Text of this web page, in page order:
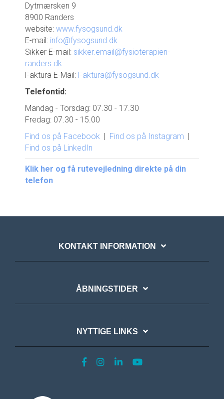
Dytmærsken 9
8900 Randers
website: www.fysogsund.dk
E-mail: info@fysogsund.dk
Sikker E-mail: sikker.email@fysioterapien-
randers.dk
Faktura E-Mail: Faktura@fysogsund.dk
Telefontid:
Mandag - Torsdag: 07.30 - 17.30
Fredag: 07.30 - 15.00
Find os på Facebook | Find os på Instagram |
Find os på LinkedIn
Klik her og få rutevejledning direkte på din
telefon
KONTAKT INFORMATION
ÅBNINGSTIDER
NYTTIGE LINKS